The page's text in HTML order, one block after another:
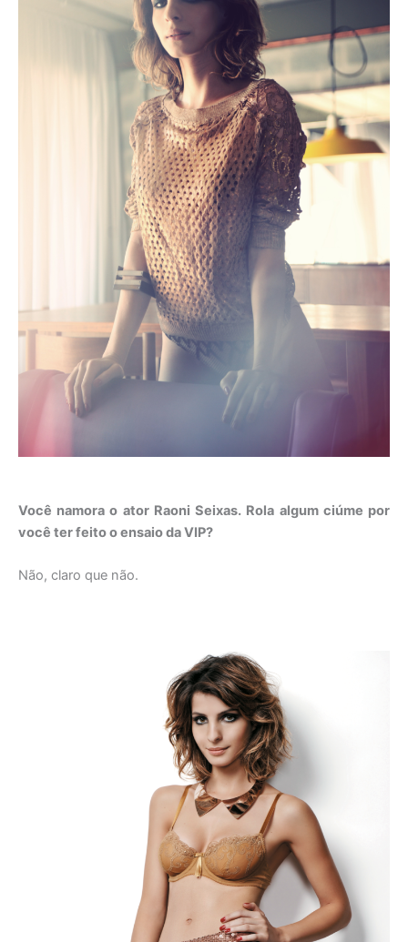
Você namora o ator Raoni Seixas. Rola algum ciúme por
você ter feito o ensaio da VIP?
Não, claro que não.